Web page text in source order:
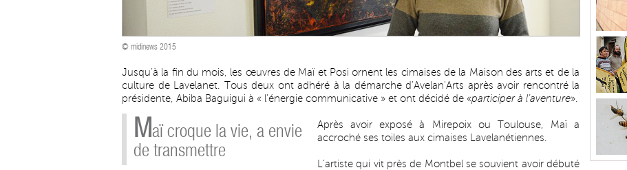
© midinews 2015
Jusqu’à la fin du mois, les œuvres de Maï et Posi ornent les cimaises de la Maison des arts et de la
culture de Lavelanet. Tous deux ont adhéré à la démarche d’Avelan'Arts après avoir rencontré la
présidente, Abiba Baguigui à « l’énergie communicative » et ont décidé de «participer à l’aventure».
Maï croque la vie, a envie
de transmettre
Après avoir exposé à Mirepoix ou Toulouse, Maï a
accroché ses toiles aux cimaises Lavelanétiennes.
L’artiste qui vit près de Montbel se souvient avoir débuté